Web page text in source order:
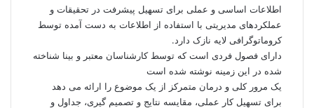
اطلاعات اساسی و عملی برای تسهیل پیشرفت در تحقیقات و
عملکردهای مدیریتی با استفاده از اطلاعات به دست آمده توسط
کروماتوگرافی لایه نازک دارد.
دارای فصول فردی است که توسط کارشناسان معتبر و بینا شناخته
شده در این زمینه نوشته شده است
یک مرور کلی و درمان متمرکز از یک موضوع را ارائه می دهد
برای تسهیل کار عملی، مقایسه نتایج و تصمیم گیری، جداول و